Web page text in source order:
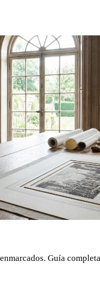
Guía